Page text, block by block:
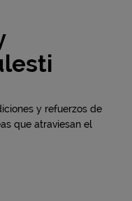
y refuerzos de
que atraviesan el